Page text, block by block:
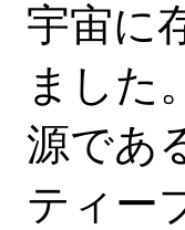
宇宙に
ました
源であ
ティー